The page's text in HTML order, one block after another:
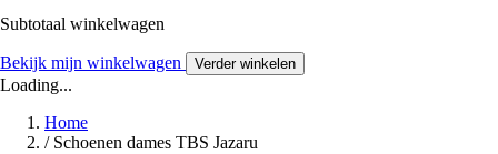
Subtotaal winkelwagen
Bekijk mijn winkelwagen Verder winkelen
Loading...
Home
/ Schoenen dames TBS Jazaru